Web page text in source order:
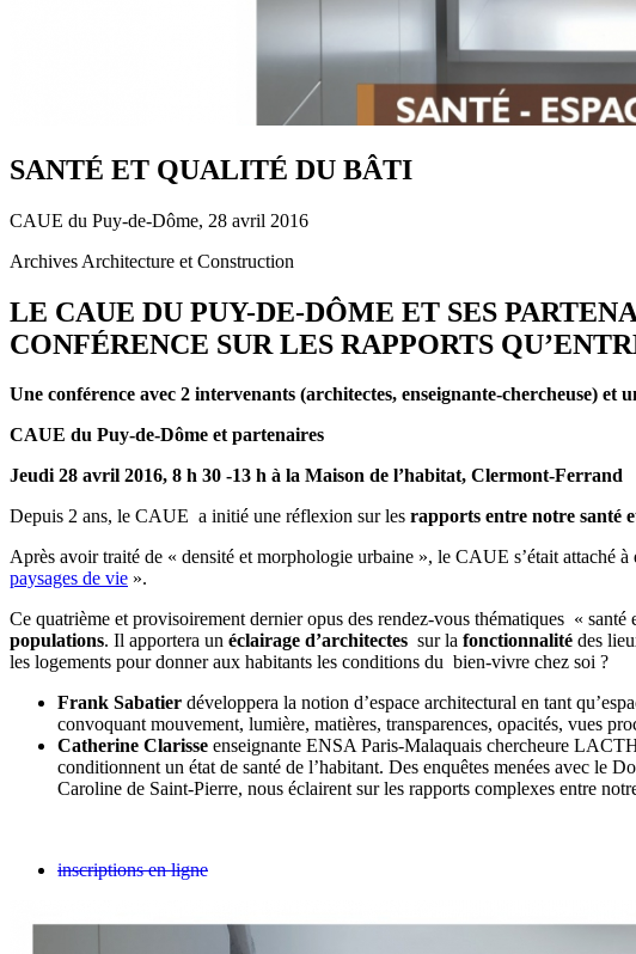
SANTÉ ET QUALITÉ DU BÂTI
CAUE du Puy-de-Dôme, 28 avril 2016
Archives Architecture et Construction
LE CAUE DU PUY-DE-DÔME ET SES
CONFÉRENCE SUR LES RAPPORTS
Une conférence avec 2 intervenants (architectes, enseignante-chercheuse) et
CAUE du Puy-de-Dôme et partenaires
Jeudi 28 avril 2016, 8 h 30 -13 h à la Maison de l’habitat, Clermont-Ferrand
Depuis 2 ans, le CAUE a initié une réflexion sur les rapports entre notre santé
Après avoir traité de « densité et morphologie urbaine », le CAUE s’était attaché
paysages de vie ».
Ce quatrième et provisoirement dernier opus des rendez-vous thématiques «
populations. Il apportera un éclairage d’architectes sur la fonctionnalité des
les logements pour donner aux habitants les conditions du bien-vivre chez soi ?
Frank Sabatier développera la notion d’espace architectural en tant
convoquant mouvement, lumière, matières, transparences, opacités, vues
Catherine Clarisse enseignante ENSA Paris-Malaquais chercheure
conditionnent un état de santé de l’habitant. Des enquêtes menées avec le
Caroline de Saint-Pierre, nous éclairent sur les rapports complexes entre
inscriptions en ligne